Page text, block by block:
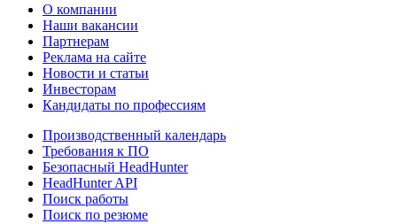
О компании
Наши вакансии
Партнерам
Реклама на сайте
Новости и статьи
Инвесторам
Кандидаты по профессиям
Производственный календарь
Требования к ПО
Безопасный HeadHunter
HeadHunter API
Поиск работы
Поиск по резюме